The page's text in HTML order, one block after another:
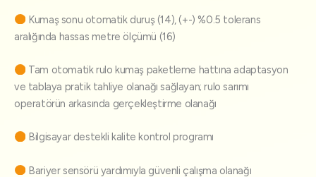
Kumaş sonu otomatik duruş (14), (+-) %0.5 tolerans
aralığında hassas metre ölçümü (16)
Tam otomatik rulo kumaş paketleme hattına adaptasyon
ve tablaya pratik tahliye olanağı sağlayan; rulo sarımı
operatörün arkasında gerçekleştirme olanağı
Bilgisayar destekli kalite kontrol programı
Bariyer sensörü yardımıyla güvenli çalışma olanağı